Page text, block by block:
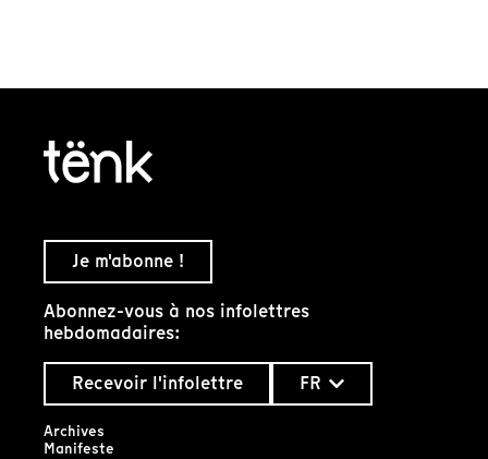
Je m'abonne !
Abonnez-vous à nos infolettres
hebdomadaires:
Recevoir l'infolettre
FR
Archives
Manifeste